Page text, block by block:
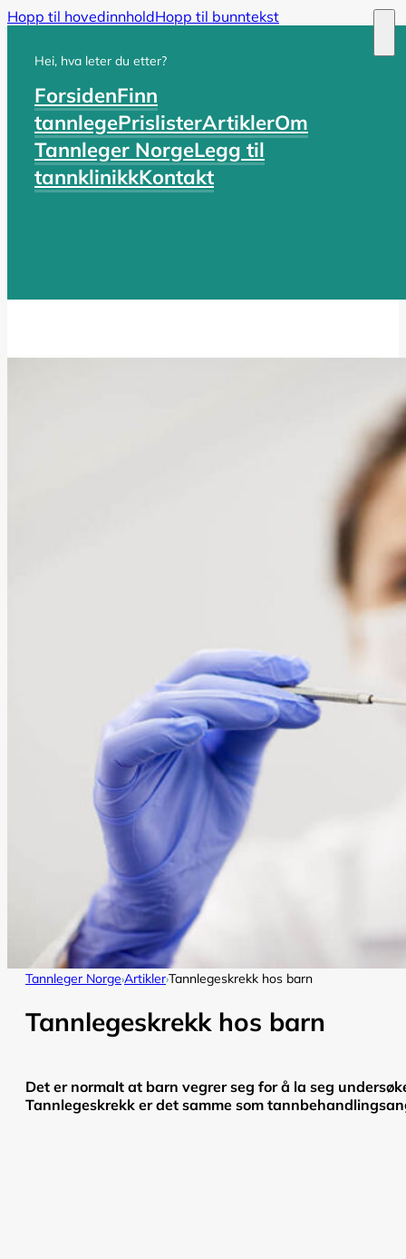
Hopp til hovedinnholdHopp til bunntekst
Hei, hva leter du etter?
ForsidenFinn
tannlegePrislisterArtiklerOm
Tannleger NorgeLegg til
tannklinikkKontakt
Tannleger Norge›Artikler›Tannlegeskrekk hos barn
Tannlegeskrekk hos barn
Det er normalt at barn vegrer seg for å la seg
Tannlegeskrekk er det samme som